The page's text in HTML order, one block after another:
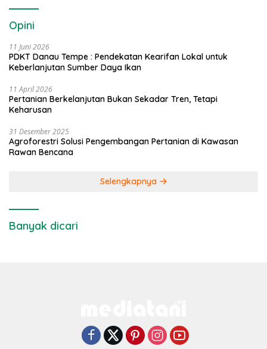
Opini
11 Juni 2026
PDKT Danau Tempe : Pendekatan Kearifan Lokal untuk
Keberlanjutan Sumber Daya Ikan
11 April 2026
Pertanian Berkelanjutan Bukan Sekadar Tren, Tetapi
Keharusan
31 Desember 2025
Agroforestri Solusi Pengembangan Pertanian di Kawasan
Rawan Bencana
Selengkapnya
Banyak dicari